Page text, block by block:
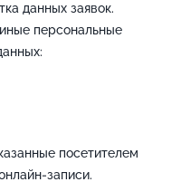
данных заявок.
персональные
посетителем
записи.